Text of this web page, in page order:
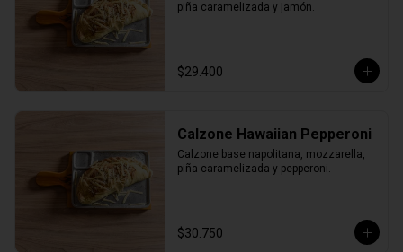
piña caramelizada y jamón.
$29.400
Calzone Hawaiian Pepperoni
Calzone base napolitana, mozzarella,
piña caramelizada y pepperoni.
$30.750